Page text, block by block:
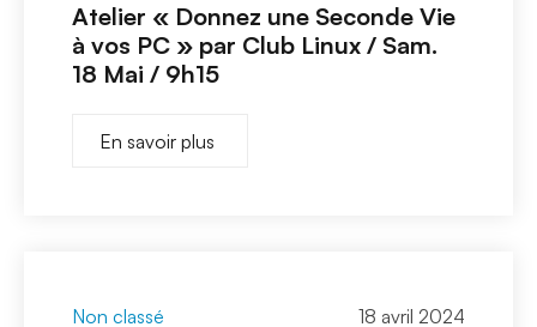
Atelier « Donnez une Seconde Vie
à vos PC » par Club Linux / Sam.
18 Mai / 9h15
En savoir plus
Non classé 18 avril 2024